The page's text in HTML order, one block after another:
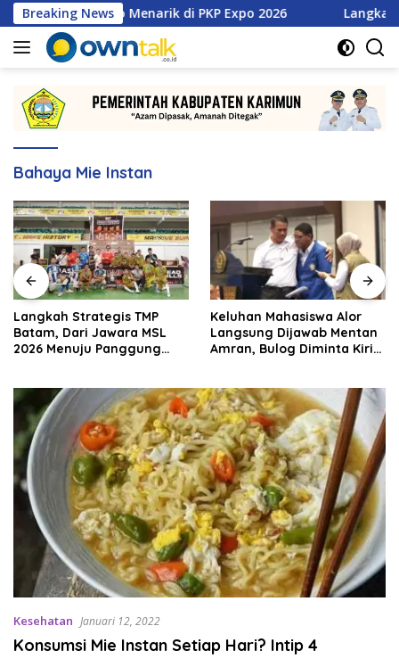
Langsung
ke
konten
Breaking News
Promo Menarik di PKP Expo 2026 Langkah
Bahaya Mie Instan
Langkah Strategis TMP
Batam, Dari Jawara MSL
2026 Menuju Panggung
Keluhan Mahasiswa Alor
Langsung Dijawab Mentan
Amran, Bulog Diminta Kirim
Kesehatan Januari 12, 2022
Konsumsi Mie Instan Setiap Hari? Intip 4